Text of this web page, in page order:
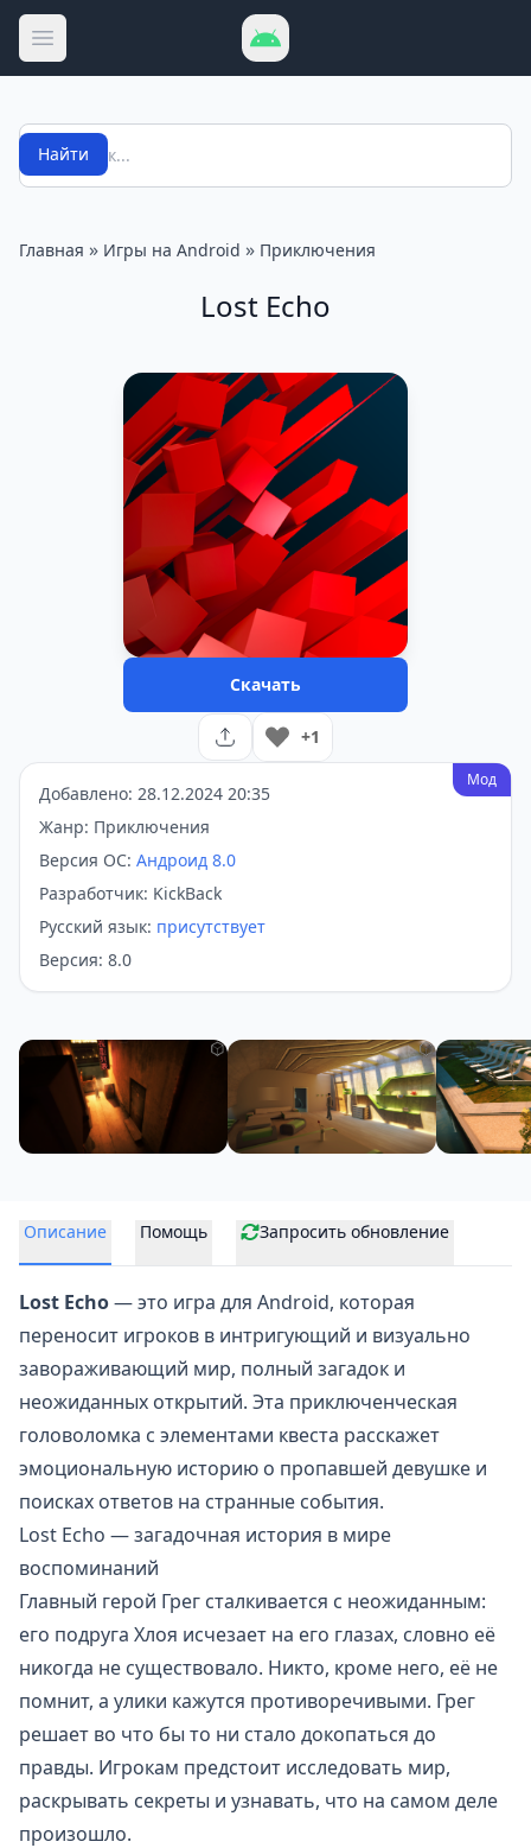
Открыть меню
Поиск
Найти
Главная » Игры на Android » Приключения
Lost Echo
Скачать
+1
Мод
Добавлено: 28.12.2024 20:35
Жанр: Приключения
Версия ОС: Андроид 8.0
Разработчик: KickBack
Русский язык: присутствует
Версия: 8.0
Описание Помощь Запросить обновление
Lost Echo— это игра для Android, которая
переносит игроков в интригующий и визуально
завораживающий мир, полный загадок и
неожиданных открытий. Эта приключенческая
головоломка с элементами квеста расскажет
эмоциональную историю о пропавшей девушке и
поисках ответов на странные события.
Lost Echo — загадочная история в мире
воспоминаний
Главный герой Грег сталкивается с неожиданным:
его подруга Хлоя исчезает на его глазах, словно её
никогда не существовало. Никто, кроме него, её не
помнит, а улики кажутся противоречивыми. Грег
решает во что бы то ни стало докопаться до
правды. Игрокам предстоит исследовать мир,
раскрывать секреты и узнавать, что на самом деле
произошло.